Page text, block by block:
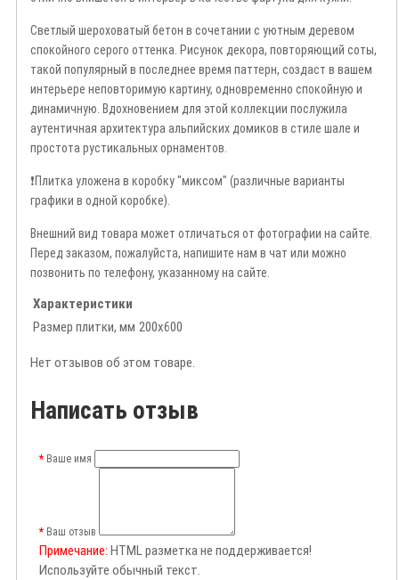
Светлый шероховатый бетон в сочетании с уютным деревом
спокойного серого оттенка. Рисунок декора, повторяющий соты,
такой популярный в последнее время паттерн, создаст в вашем
интерьере неповторимую картину, одновременно спокойную и
динамичную. Вдохновением для этой коллекции послужила
аутентичная архитектура альпийских домиков в стиле шале и
простота рустикальных орнаментов.
❗️Плитка уложена в коробку "миксом" (различные варианты
графики в одной коробке).
Внешний вид товара может отличаться от фотографии на сайте.
Перед заказом, пожалуйста, напишите нам в чат или можно
позвонить по телефону, указанному на сайте.
Характеристики
Размер плитки, мм 200х600
Нет отзывов об этом товаре.
Написать отзыв
Ваше имя
Ваш отзыв
Примечание: HTML разметка не поддерживается!
Используйте обычный текст.